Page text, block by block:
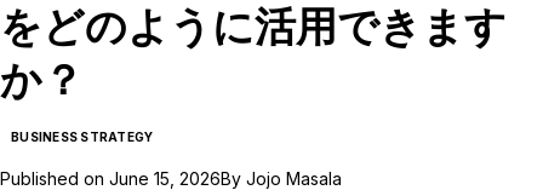
をどのように活用できます
か？
BUSINESS STRATEGY
Published on June 15, 2026By Jojo Masala